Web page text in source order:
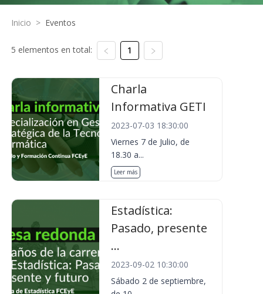
Inicio > Eventos
5 elementos en total: 1
Charla
Informativa GETI
2023-07-03 18:30:00
Viernes 7 de Julio, de
18.30 a...
Leer más
Estadística:
Pasado, presente
...
2023-09-02 10:30:00
Sábado 2 de septiembre,